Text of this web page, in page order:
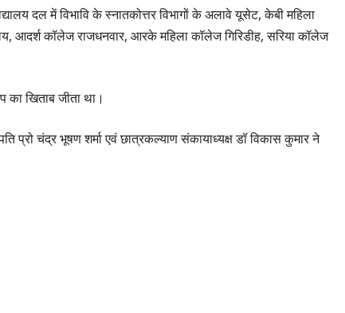
दल में विभावि के स्नातकोत्तर विभागों के अलावे यूसेट, केबी महिला
आदर्श कॉलेज राजधनवार, आरके महिला कॉलेज गिरिडीह, सरिया कॉलेज
का खिताब जीता था।
प्रो चंद्र भूषण शर्मा एवं छात्रकल्याण संकायाध्यक्ष डॉ विकास कुमार ने